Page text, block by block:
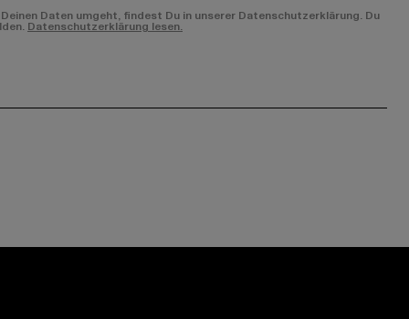
Daten umgeht, findest Du in unserer Datenschutzerklärung. Du
Datenschutzerklärung lesen.